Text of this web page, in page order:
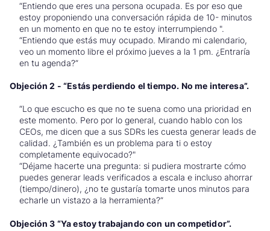
“Entiendo que eres una persona ocupada. Es por eso que
estoy proponiendo una conversación rápida de 10- minutos
en un momento en que no te estoy interrumpiendo ".
“Entiendo que estás muy ocupado. Mirando mi calendario,
veo un momento libre el próximo jueves a la 1 pm. ¿Entraría
en tu agenda?”
Objeción 2 - “Estás perdiendo el tiempo. No me interesa”.
“Lo que escucho es que no te suena como una prioridad en
este momento. Pero por lo general, cuando hablo con los
CEOs, me dicen que a sus SDRs les cuesta generar leads de
calidad. ¿También es un problema para ti o estoy
completamente equivocado?"
“Déjame hacerte una pregunta: si pudiera mostrarte cómo
puedes generar leads verificados a escala e incluso ahorrar
(tiempo/dinero), ¿no te gustaría tomarte unos minutos para
echarle un vistazo a la herramienta?”
Objeción 3 “Ya estoy trabajando con un competidor”.